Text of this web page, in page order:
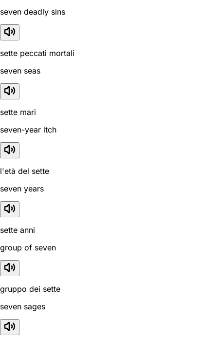
seven deadly sins
sette peccati mortali
seven seas
sette mari
seven-year itch
l'età del sette
seven years
sette anni
group of seven
gruppo dei sette
seven sages